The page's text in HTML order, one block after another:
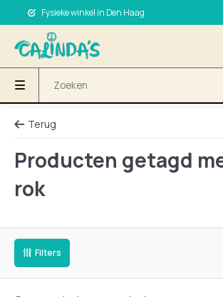
Fysieke winkel in Den Haag
Terug
Producten getagd
rok
Filters